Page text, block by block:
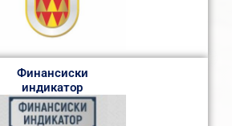
Финансиски
индикатор